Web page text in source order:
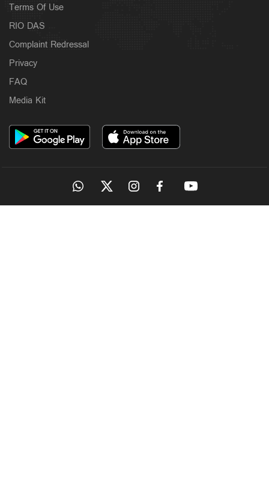
Terms Of Use
RIO DAS
Complaint Redressal
Privacy
FAQ
Media Kit